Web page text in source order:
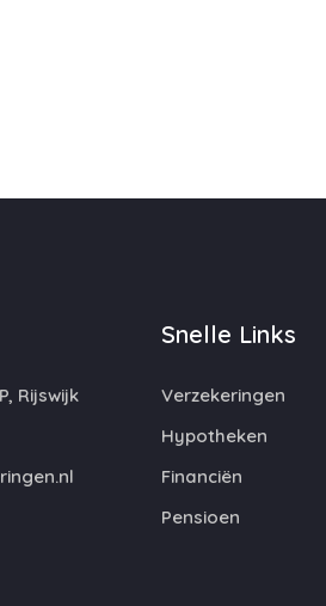
Rijswijk
Snelle Links
Verzekeringen
Hypotheken
Financiën
Pensioen